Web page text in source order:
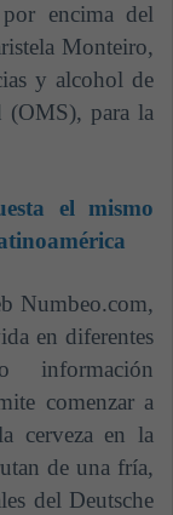
encima del
Monteiro,
y alcohol de
(OMS), para la
el mismo
Numbeo.com,
en diferentes
información
comenzar a
cerveza en la
de una fría,
del Deutsche